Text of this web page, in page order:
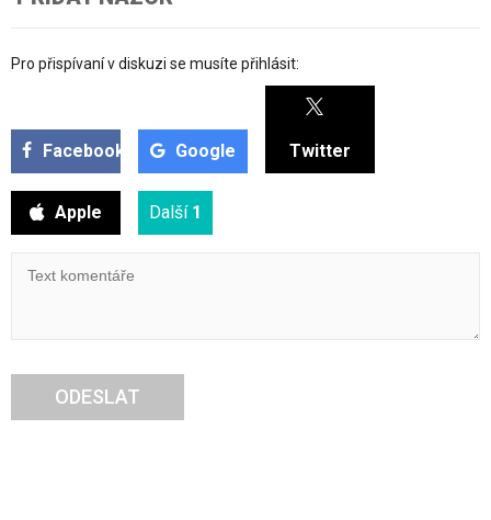
Pro přispívaní v diskuzi se musíte přihlásit:
Facebook Google Twitter
Apple Další 1
ODESLAT